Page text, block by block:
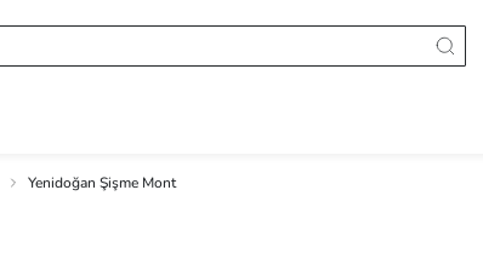
Yenidoğan Şişme Mont